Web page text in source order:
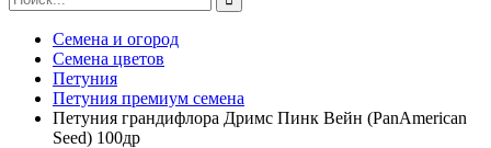
Семена и огород
Семена цветов
Петуния
Петуния премиум семена
Петуния грандифлора Дримс Пинк Вейн (PanAmerican
Seed) 100др